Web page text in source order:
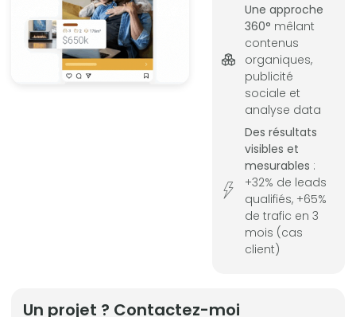
Un projet ? Contactez-moi
Une approche
360° mêlant
contenus
organiques,
publicité
sociale et
analyse data
Des résultats
visibles et
mesurables :
+32% de leads
qualifiés, +65%
de trafic en 3
mois (cas
client)